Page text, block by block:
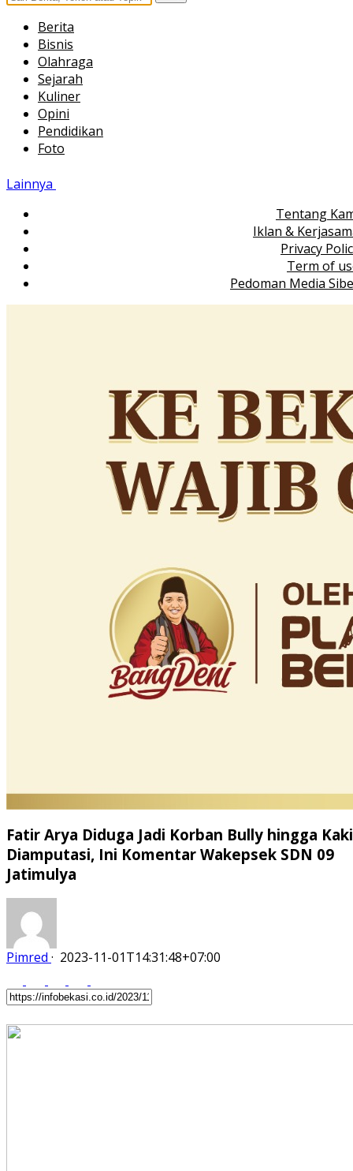
Berita
Bisnis
Olahraga
Sejarah
Kuliner
Opini
Pendidikan
Foto
Lainnya
Tentang
Iklan &
Privacy
Term of
Pedoman Media
Fatir Arya Diduga Jadi Korban Bully hingga Kaki
Diamputasi, Ini Komentar Wakepsek SDN 09
Jatimulya
Pimred · 2023-11-01T14:31:48+07:00